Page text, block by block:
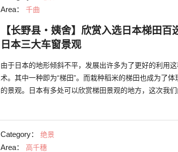
Area： 千曲
【长野县・姨舍】欣赏入选日本梯田百
日本三大车窗景观
由于日本的地形倾斜不平，发展出许多为了更好的利用
术。其中一种即为“梯田”。而栽种稻米的梯田也成为了体
的景观。日本有多处可以欣赏梯田景观的地方，这次我们
Category： 绝景
Area： 高千穗